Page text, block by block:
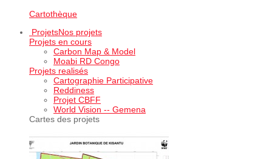
Cartothèque
ProjetsNos projets
Projets en cours
Carbon Map & Model
Moabi RD Congo
Projets realisés
Cartographie Participative
Reddiness
Projet CBFF
World Vision -- Gemena
Cartes des projets